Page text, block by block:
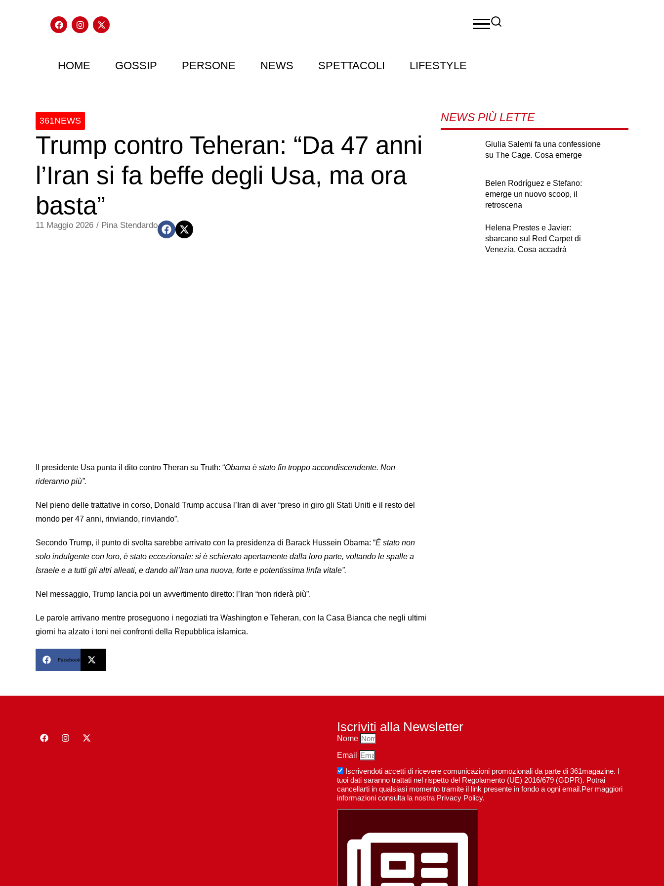
HOME GOSSIP PERSONE NEWS SPETTACOLI LIFESTYLE
361NEWS
Trump contro Teheran: “Da 47 anni
l’Iran si fa beffe degli Usa, ma ora
basta”
11 Maggio 2026 / Pina Stendardo
Il presidente Usa punta il dito contro Theran su Truth: “Obama è stato fin troppo accondiscendente. Non
rideranno più”.
Nel pieno delle trattative in corso, Donald Trump accusa l’Iran di aver “preso in giro gli Stati Uniti e il resto del
mondo per 47 anni, rinviando, rinviando”.
Secondo Trump, il punto di svolta sarebbe arrivato con la presidenza di Barack Hussein Obama: “È stato non
solo indulgente con loro, è stato eccezionale: si è schierato apertamente dalla loro parte, voltando le spalle a
Israele e a tutti gli altri alleati, e dando all’Iran una nuova, forte e potentissima linfa vitale”.
Nel messaggio, Trump lancia poi un avvertimento diretto: l’Iran “non riderà più”.
Le parole arrivano mentre proseguono i negoziati tra Washington e Teheran, con la Casa Bianca che negli ultimi
giorni ha alzato i toni nei confronti della Repubblica islamica.
Facebook
NEWS PIÙ LETTE
Giulia Salemi fa una confessione
su The Cage. Cosa emerge
Belen Rodríguez e Stefano:
emerge un nuovo scoop, il
retroscena
Helena Prestes e Javier:
sbarcano sul Red Carpet di
Venezia. Cosa accadrà
Iscriviti alla Newsletter
Nome
Email
Iscrivendoti accetti di ricevere comunicazioni promozionali da parte di 361magazine. I
tuoi dati saranno trattati nel rispetto del Regolamento (UE) 2016/679 (GDPR). Potrai
cancellarti in qualsiasi momento tramite il link presente in fondo a ogni email.Per maggiori
informazioni consulta la nostra Privacy Policy.